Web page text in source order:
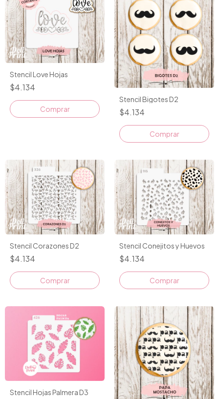
Stencil Love Hojas
$4.134
Comprar
Stencil Bigotes D2
$4.134
Stencil Corazones D2
$4.134
Stencil Conejitos y Huevos
$4.134
Stencil Hojas Palmera D3